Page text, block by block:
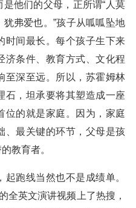
他们的父母，正所谓“人莫
弗爱也。”孩子从呱呱坠地
时间最长。每个孩子生下来
济条件、教育方式、文化程
至深至远。所以，苏霍姆林
石，坦承要将其塑造成一座
位的就是家庭。因为，家庭
、最关键的环节，父母是孩
教育者。
跑线当然也不是成绩单。
全英文演讲视频上了热搜，